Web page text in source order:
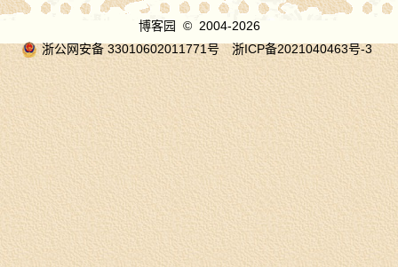
博客园
© 2004-2026
浙公网安备 33010602011771号
浙ICP备2021040463号-3